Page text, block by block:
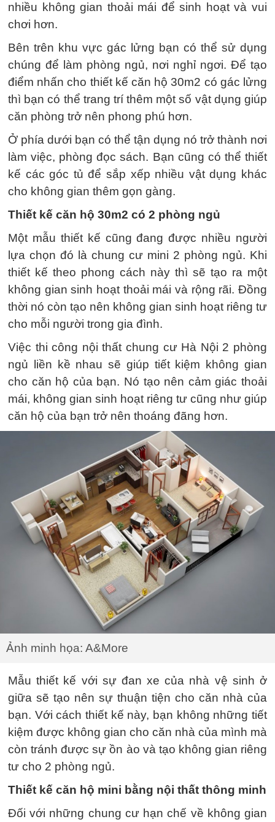
nhiều không gian thoải mái để sinh hoạt và vui
chơi hơn.
Bên trên khu vực gác lửng bạn có thể sử dụng
chúng để làm phòng ngủ, nơi nghỉ ngơi. Để tạo
điểm nhấn cho thiết kế căn hộ 30m2 có gác lửng
thì bạn có thể trang trí thêm một số vật dụng giúp
căn phòng trở nên phong phú hơn.
Ở phía dưới bạn có thể tận dụng nó trở thành nơi
làm việc, phòng đọc sách. Bạn cũng có thể thiết
kế các góc tủ để sắp xếp nhiều vật dụng khác
cho không gian thêm gọn gàng.
Thiết kế căn hộ 30m2 có 2 phòng ngủ
Một mẫu thiết kế cũng đang được nhiều người
lựa chọn đó là chung cư mini 2 phòng ngủ. Khi
thiết kế theo phong cách này thì sẽ tạo ra một
không gian sinh hoạt thoải mái và rộng rãi. Đồng
thời nó còn tạo nên không gian sinh hoạt riêng tư
cho mỗi người trong gia đình.
Việc thi công nội thất chung cư Hà Nội 2 phòng
ngủ liền kề nhau sẽ giúp tiết kiệm không gian
cho căn hộ của bạn. Nó tạo nên cảm giác thoải
mái, không gian sinh hoạt riêng tư cũng như giúp
căn hộ của bạn trở nên thoáng đãng hơn.
Ảnh minh họa: A&More
Mẫu thiết kế với sự đan xe của nhà vệ sinh ở
giữa sẽ tạo nên sự thuận tiện cho căn nhà của
bạn. Với cách thiết kế này, bạn không những tiết
kiệm được không gian cho căn nhà của mình mà
còn tránh được sự ồn ào và tạo không gian riêng
tư cho 2 phòng ngủ.
Thiết kế căn hộ mini bằng nội thất thông minh
Đối với những chung cư hạn chế về không gian